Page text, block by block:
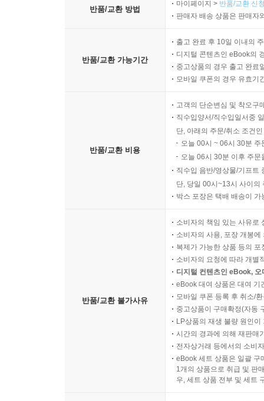
반품/교환 방법
마이페이지 > 반품/교환 신
판매자 배송 상품은 판매자
반품/교환 가능기간
출고 완료 후 10일 이내의
디지털 콘텐츠인 eBook의
중고상품의 경우 출고 완료
모바일 쿠폰의 경우 유효기
반품/교환 비용
고객의 단순변심 및 착오구
직수입양서/직수입일서중
단, 아래의 주문/취소 조건
오늘 00시 ~ 06시 30분
오늘 06시 30분 이후 주
직수입 음반/영상물/기프트
단, 당일 00시~13시 사이의
박스 포장은 택배 배송이
반품/교환 불가사유
소비자의 책임 있는 사유로
소비자의 사용, 포장 개봉
복제가 가능한 상품 등의
소비자의 요청에 따라 개별
디지털 컨텐츠인 eBook,
eBook 대여 상품은 대여 기
모바일 쿠폰 등록 후 취소/
중고상품이 구매확정(자동
LP상품의 재생 불량 원인
시간의 경과에 의해 재판매
전자상거래 등에서의 소비
eBook 세트 상품은 일괄 구
1개의 상품으로 취급 및 판
우, 세트 상품 전부 및 세트